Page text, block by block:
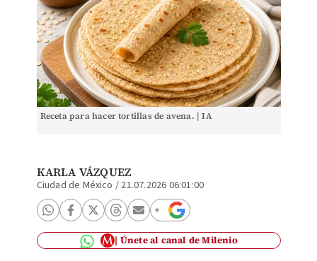
Receta para hacer tortillas de avena. | IA
KARLA VÁZQUEZ
Ciudad de México / 21.07.2026 06:01:00
Únete al canal de Milenio